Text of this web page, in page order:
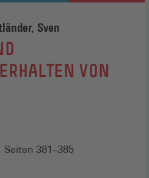
Sven
VON
381–385